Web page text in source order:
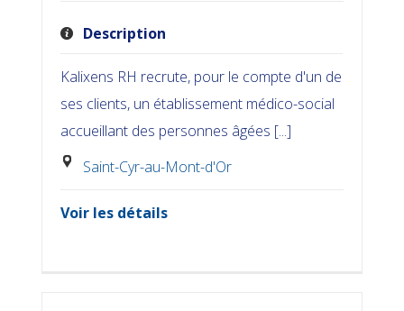
Description
Kalixens RH recrute, pour le compte d'un de
ses clients, un établissement médico-social
accueillant des personnes âgées [...]
Saint-Cyr-au-Mont-d'Or
Voir les détails